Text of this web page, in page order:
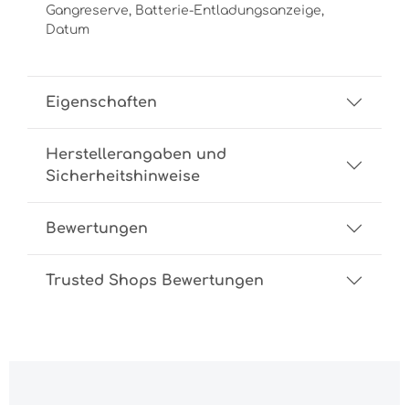
Gangreserve, Batterie-Entladungsanzeige,
Datum
Eigenschaften
Herstellerangaben und
Sicherheitshinweise
Bewertungen
Trusted Shops Bewertungen